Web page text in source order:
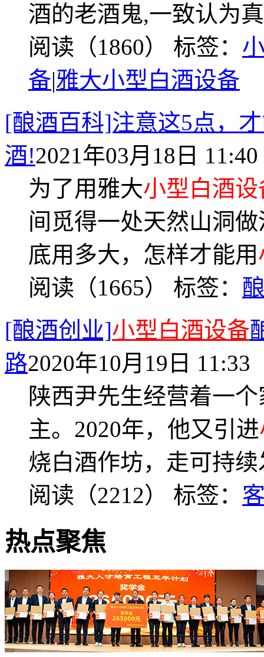
酒的老酒鬼,一致认为
阅读（1860） 标签：
备|雅大小型白酒设备
[酿酒百科]注意这5点，
酒!2021年03月18日 11:40
为了用雅大小型白酒设
间觅得一处天然山洞
底用多大，怎样才能用
阅读（1665） 标签：
[酿酒创业]小型白酒设备
路2020年10月19日 11:33
陕西尹先生经营着一
主。2020年，他又引进
烧白酒作坊，走可持
阅读（2212） 标签：
热点聚焦